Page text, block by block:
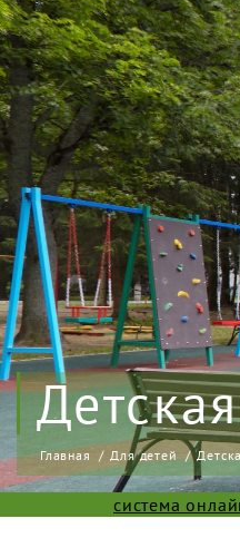
Главная Для детей
система